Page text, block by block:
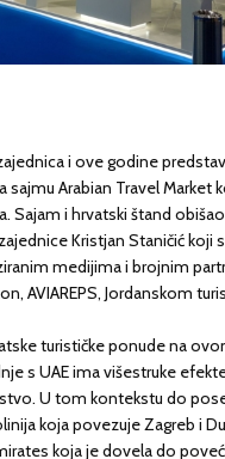
i ove godine
sajmu Arabian Travel Market
Sajam i hrvatski štand
Kristjan Staničić koji
medijima i brojnim
AVIAREPS, Jordanskom
turističke ponude na
s UAE ima višestruke
U tom kontekstu do
koja povezuje Zagreb i
koja je dovela do